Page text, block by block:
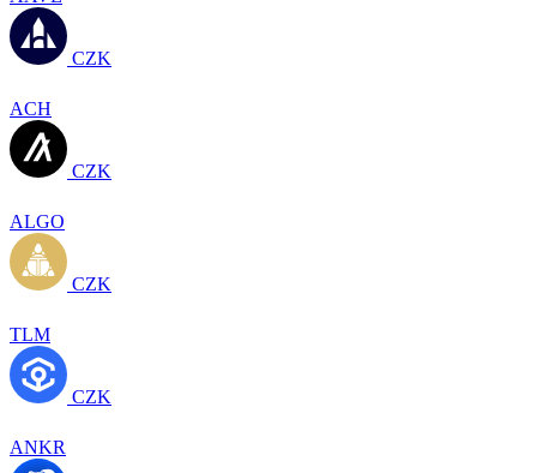
CZK
ACH
CZK
ALGO
CZK
TLM
CZK
ANKR